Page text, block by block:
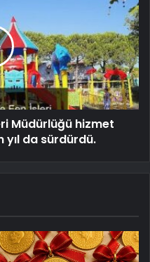
Müdürlüğü hizmet
da sürdürdü.